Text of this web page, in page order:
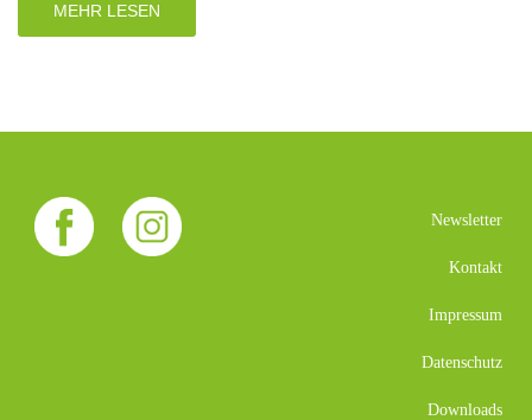
MEHR LESEN
Newsletter
Kontakt
Impressum
Datenschutz
Downloads